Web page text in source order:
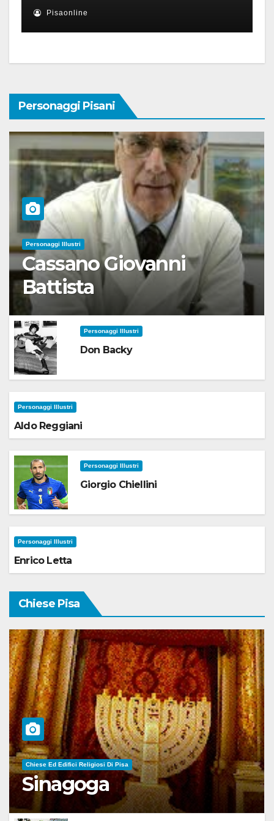
Pisaonline
Personaggi Pisani
Personaggi Illustri
Cassano Giovanni
Battista
Personaggi Illustri
Don Backy
Personaggi Illustri
Aldo Reggiani
Personaggi Illustri
Giorgio Chiellini
Personaggi Illustri
Enrico Letta
Chiese Pisa
Chiese Ed Edifici Religiosi Di Pisa
Sinagoga